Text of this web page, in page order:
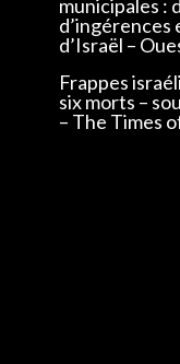
municipales :
d’ingérences
d’Israël –
Frappes
six morts –
– The Times